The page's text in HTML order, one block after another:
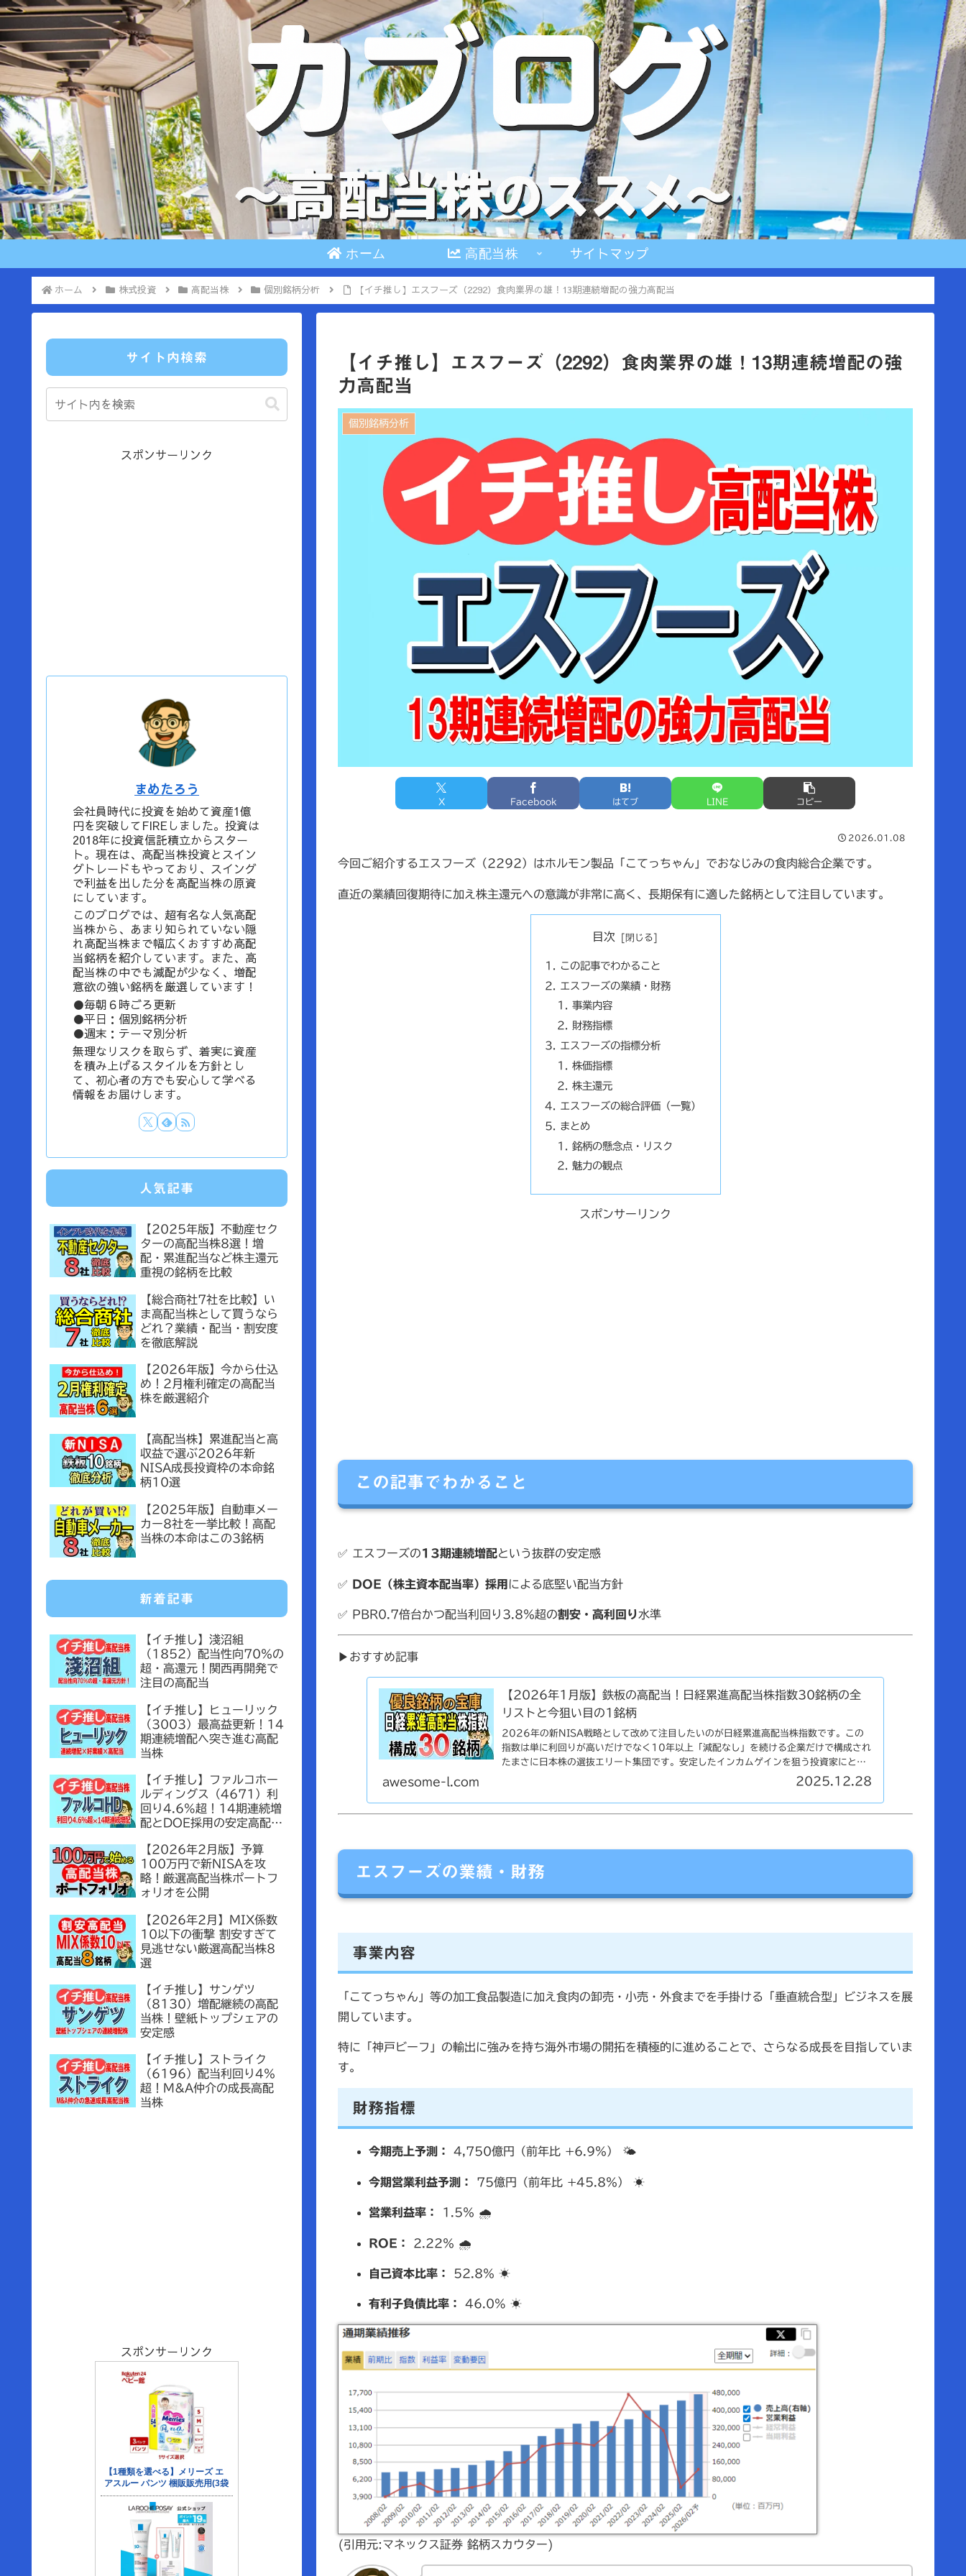
ホーム 高配当株 サイトマップ
ホーム 株式投資 高配当株 個別銘柄分析 【イチ推し】エスフーズ（2292）食肉業界の雄！13期連続増配の強力高配当
【イチ推し】エスフーズ（2292）食肉業界の雄！13期連続増配の強
力高配当
個別銘柄分析
X Facebook はてブ LINE コピー
2026.01.08
今回ご紹介するエスフーズ（2292）はホルモン製品「こてっちゃん」でおなじみの食肉総合企業です。
直近の業績回復期待に加え株主還元への意識が非常に高く、長期保有に適した銘柄として注目しています。
目次
この記事でわかること
エスフーズの業績・財務
事業内容
財務指標
エスフーズの指標分析
株価指標
株主還元
エスフーズの総合評価（一覧）
まとめ
銘柄の懸念点・リスク
魅力の観点
スポンサーリンク
この記事でわかること
✅ エスフーズの13期連続増配という抜群の安定感
✅ DOE（株主資本配当率）採用 による底堅い配当方針
✅ PBR0.7倍台かつ配当利回り3.8％超の割安・高利回り水準
▶おすすめ記事
【2026年1月版】鉄板の高配当！日経累進高配当株指数30銘柄の全
リストと今狙い目の1銘柄
2026年の新NISA戦略として改めて注目したいのが日経累進高配当株指数です。この
指数は単に利回りが高いだけでなく10年以上「減配なし」を続ける企業だけで構成され
たまさに日本株の選抜エリート集団です。安定したインカムゲインを狙う投資家にと
awesome-l.com 2025.12.28
エスフーズの業績・財務
事業内容
「こてっちゃん」等の加工食品製造に加え食肉の卸売・小売・外食までを手掛ける「垂直統合型」ビジネスを展
開しています。
特に「神戸ビーフ」の輸出に強みを持ち海外市場の開拓を積極的に進めることで、さらなる成長を目指していま
す。
財務指標
今期売上予測： 4,750億円（前年比 +6.9％） 🌤️
今期営業利益予測： 75億円（前年比 +45.8％） ☀️
営業利益率： 1.5％ 🌧️
ROE： 2.22％ 🌧️
自己資本比率： 52.8％ ☀️
有利子負債比率： 46.0% ☀️
(引用元:マネックス証券 銘柄スカウター)
サイト内検索
スポンサーリンク
まめたろう
会社員時代に投資を始めて資産1億
円を突破してFIREしました。投資は
2018年に投資信託積立からスター
ト。現在は、高配当株投資とスイン
グトレードもやっており、スイング
で利益を出した分を高配当株の原資
にしています。
このブログでは、超有名な人気高配
当株から、あまり知られていない隠
れ高配当株まで幅広くおすすめ高配
当銘柄を紹介しています。また、高
配当株の中でも減配が少なく、増配
意欲の強い銘柄を厳選しています！
●毎朝６時ごろ更新
●平日：個別銘柄分析
●週末：テーマ別分析
無理なリスクを取らず、着実に資産
を積み上げるスタイルを方針とし
て、初心者の方でも安心して学べる
情報をお届けします。
人気記事
【2025年版】不動産セク
ターの高配当株8選！増
配・累進配当など株主還元
重視の銘柄を比較
【総合商社7社を比較】い
ま高配当株として買うなら
どれ？業績・配当・割安度
を徹底解説
【2026年版】今から仕込
め！2月権利確定の高配当
株を厳選紹介
【高配当株】累進配当と高
収益で選ぶ2026年新
NISA成長投資枠の本命銘
柄10選
【2025年版】自動車メー
カー8社を一挙比較！高配
当株の本命はこの3銘柄
新着記事
【イチ推し】淺沼組
（1852）配当性向70％の
超・高還元！関西再開発で
注目の高配当
【イチ推し】ヒューリック
（3003）最高益更新！14
期連続増配へ突き進む高配
当株
【イチ推し】ファルコホー
ルディングス（4671）利
回り4.6%超！14期連続増
配とDOE採用の安定高配当
【2026年2月版】予算
100万円で新NISAを攻
略！厳選高配当株ポートフ
ォリオを公開
【2026年2月】MIX係数
10以下の衝撃 割安すぎて
見逃せない厳選高配当株8
選
【イチ推し】サンゲツ
（8130）増配継続の高配
当株！壁紙トップシェアの
安定感
【イチ推し】ストライク
（6196）配当利回り4％
超！M&A仲介の成長高配
当株
スポンサーリンク